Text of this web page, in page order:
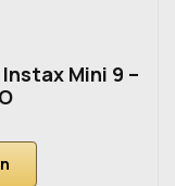
Mini 9 –